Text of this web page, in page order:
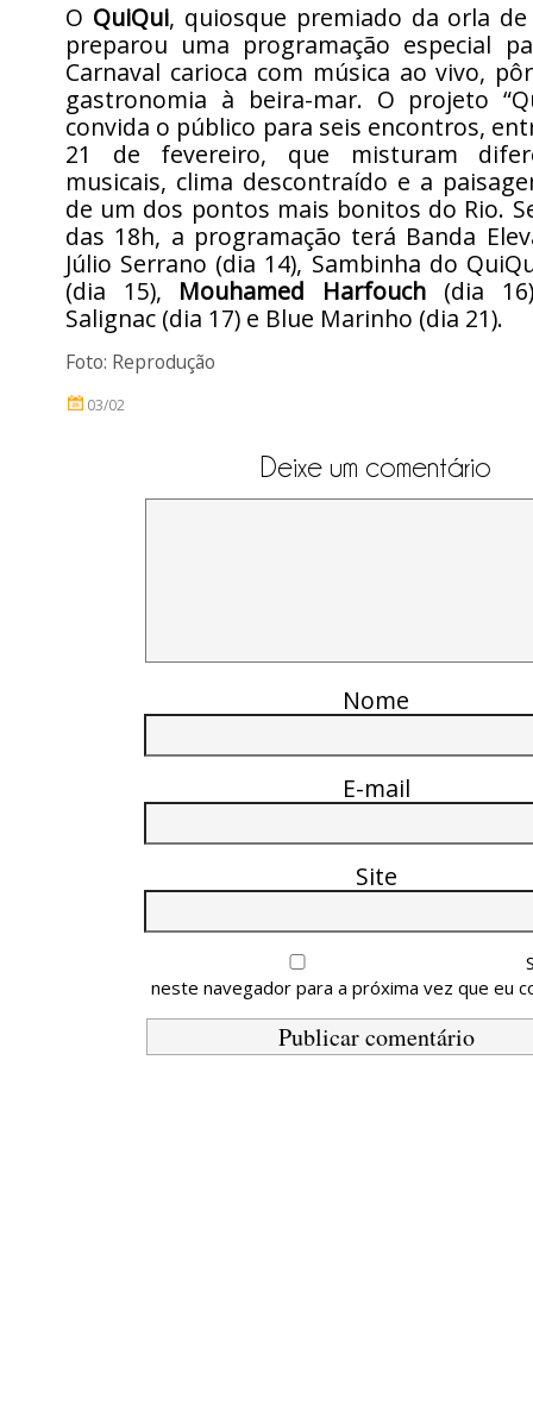
O QuiQui, quiosque premiado da orla de
preparou uma programação especial
Carnaval carioca com música ao vivo,
gastronomia à beira-mar. O projeto
convida o público para seis encontros,
21 de fevereiro, que misturam
musicais, clima descontraído e a
de um dos pontos mais bonitos do Rio.
das 18h, a programação terá Banda
Júlio Serrano (dia 14), Sambinha do
(dia 15), Mouhamed Harfouch (dia
Salignac (dia 17) e Blue Marinho (dia 21).
Foto: Reprodução
03/02
Deixe um comentário
Nome
E-mail
Site
neste navegador para a próxima vez que eu